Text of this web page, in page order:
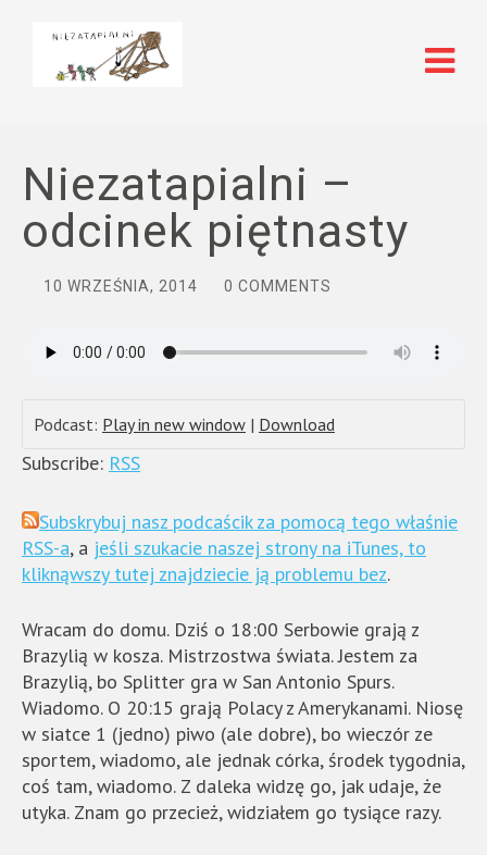
Niezatapialni –
odcinek piętnasty
10 WRZEŚNIA, 2014 0 COMMENTS
Podcast: Play in new window | Download
Subscribe: RSS
Subskrybuj nasz podcaścik za pomocą tego właśnie
RSS-a, a jeśli szukacie naszej strony na iTunes, to
kliknąwszy tutej znajdziecie ją problemu bez.
Wracam do domu. Dziś o 18:00 Serbowie grają z
Brazylią w kosza. Mistrzostwa świata. Jestem za
Brazylią, bo Splitter gra w San Antonio Spurs.
Wiadomo. O 20:15 grają Polacy z Amerykanami. Niosę
w siatce 1 (jedno) piwo (ale dobre), bo wieczór ze
sportem, wiadomo, ale jednak córka, środek tygodnia,
coś tam, wiadomo. Z daleka widzę go, jak udaje, że
utyka. Znam go przecież, widziałem go tysiące razy.